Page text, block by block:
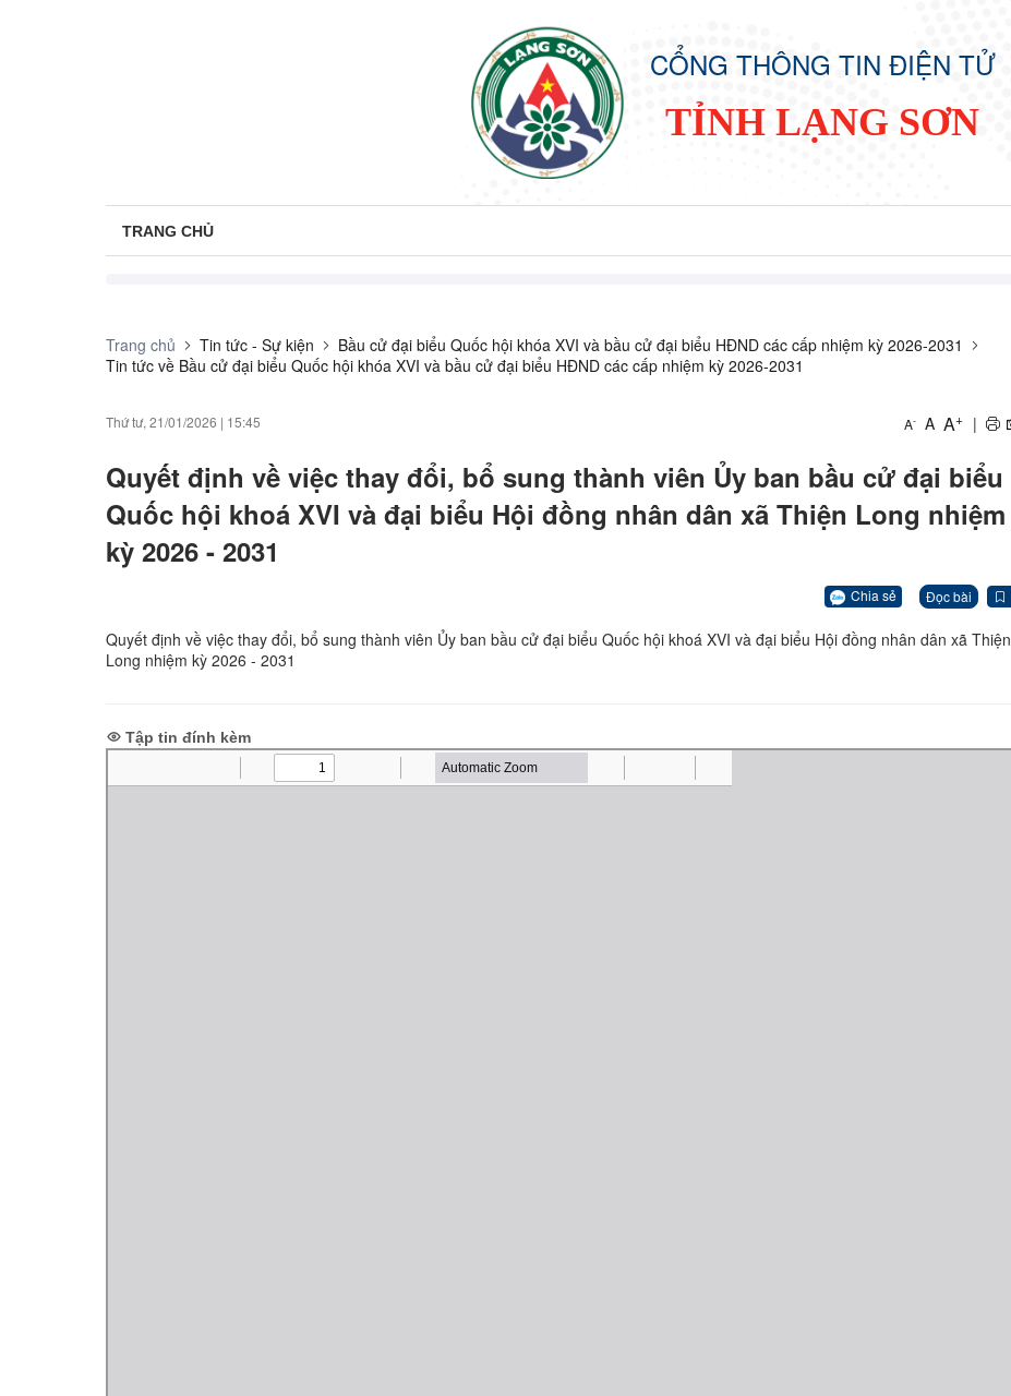
CỔNG THÔNG TIN ĐIỆN TỬ
TỈNH LẠNG SƠN
TRANG CHỦ
Trang chủ Tin tức - Sự kiện
Bầu cử đại biểu Quốc hội khóa XVI và bầu cử đại biểu HĐND các cấp nhiệm kỳ 2026-2031
Tin tức về Bầu cử đại biểu Quốc hội khóa XVI và bầu cử đại biểu HĐND các cấp nhiệm kỳ 2026-2031
Thứ tư, 21/01/2026 | 15:45 A- A A+ |
Quyết định về việc thay đổi, bổ sung thành viên Ủy ban bầu cử đại biểu
Quốc hội khoá XVI và đại biểu Hội đồng nhân dân xã Thiện Long nhiệm
kỳ 2026 - 2031
Chia sẻ Đọc bài
Quyết định về việc thay đổi, bổ sung thành viên Ủy ban bầu cử đại biểu Quốc hội khoá XVI và đại biểu Hội đồng nhân dân xã Thiện
Long nhiệm kỳ 2026 - 2031
Tập tin đính kèm